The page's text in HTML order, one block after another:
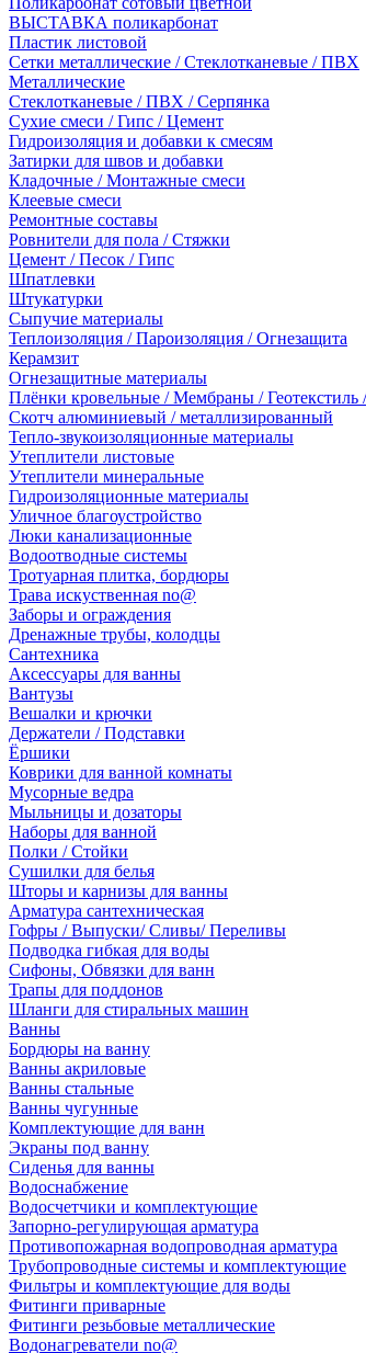
ВЫСТАВКА поликарбонат
Пластик листовой
Сетки металлические / Стеклотканевые / ПВХ
Металлические
Стеклотканевые / ПВХ / Серпянка
Сухие смеси / Гипс / Цемент
Гидроизоляция и добавки к смесям
Затирки для швов и добавки
Кладочные / Монтажные смеси
Клеевые смеси
Ремонтные составы
Ровнители для пола / Стяжки
Цемент / Песок / Гипс
Шпатлевки
Штукатурки
Сыпучие материалы
Теплоизоляция / Пароизоляция / Огнезащита
Керамзит
Огнезащитные материалы
Плёнки кровельные / Мембраны / Геотекстиль
Скотч алюминиевый / металлизированный
Тепло-звукоизоляционные материалы
Утеплители листовые
Утеплители минеральные
Гидроизоляционные материалы
Уличное благоустройство
Люки канализационные
Водоотводные системы
Тротуарная плитка, бордюры
Трава искуственная no@
Заборы и ограждения
Дренажные трубы, колодцы
Сантехника
Аксессуары для ванны
Вантузы
Вешалки и крючки
Держатели / Подставки
Ёршики
Коврики для ванной комнаты
Мусорные ведра
Мыльницы и дозаторы
Наборы для ванной
Полки / Стойки
Сушилки для белья
Шторы и карнизы для ванны
Арматура сантехническая
Гофры / Выпуски/ Сливы/ Переливы
Подводка гибкая для воды
Сифоны, Обвязки для ванн
Трапы для поддонов
Шланги для стиральных машин
Ванны
Бордюры на ванну
Ванны акриловые
Ванны стальные
Ванны чугунные
Комплектующие для ванн
Экраны под ванну
Сиденья для ванны
Водоснабжение
Водосчетчики и комплектующие
Запорно-регулирующая арматура
Противопожарная водопроводная арматура
Трубопроводные системы и комплектующие
Фильтры и комплектующие для воды
Фитинги приварные
Фитинги резьбовые металлические
Водонагреватели no@